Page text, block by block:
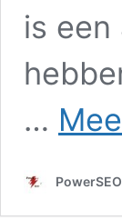
is een
…
PowerSEO